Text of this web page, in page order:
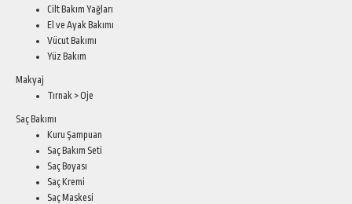
Cilt Bakım Yağları
El ve Ayak Bakımı
Vücut Bakımı
Yüz Bakım
Makyaj
Tırnak > Oje
Saç Bakımı
Kuru Şampuan
Saç Bakım Seti
Saç Boyası
Saç Kremi
Saç Maskesi